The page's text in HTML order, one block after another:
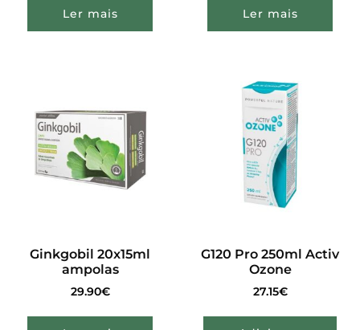
Ler mais Ler mais
Ginkgobil 20x15ml
ampolas
29.90€
G120 Pro 250ml Activ
Ozone
27.15€